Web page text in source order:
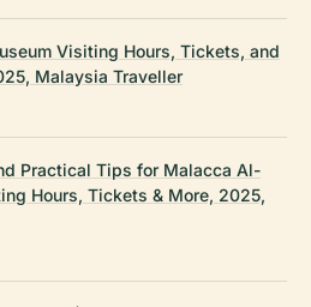
Visiting Hours, Tickets, and
Malaysia Traveller
Practical Tips for Malacca Al-
Hours, Tickets & More, 2025,